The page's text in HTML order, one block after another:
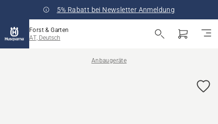
5% Rabatt bei Newsletter Anmeldung
Forst & Garten
AT, Deutsch
Anbaugeräte